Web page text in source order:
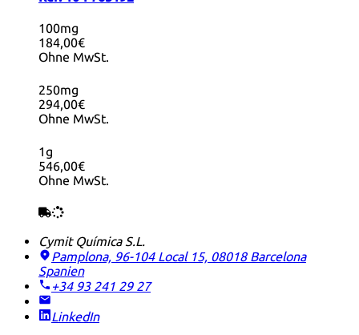
100mg
184,00€
Ohne MwSt.
250mg
294,00€
Ohne MwSt.
1g
546,00€
Ohne MwSt.
Cymit Química S.L.
Pamplona, 96-104 Local 15, 08018 Barcelona
Spanien
+34 93 241 29 27
LinkedIn